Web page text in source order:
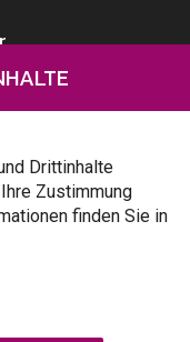
Drittinhalte
Zustimmung
finden Sie in